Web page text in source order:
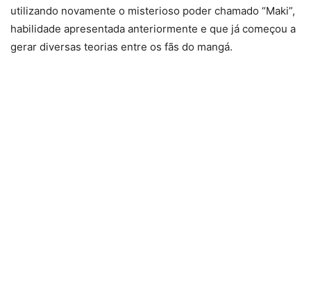
utilizando novamente o misterioso poder chamado “Maki”,
habilidade apresentada anteriormente e que já começou a
gerar diversas teorias entre os fãs do mangá.